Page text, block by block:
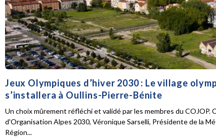
Jeux Olympiques d’hiver 2030 : Le village
s’installera à Oullins-Pierre-Bénite
Un choix mûrement réfléchi et validé par les membres du
d'Organisation Alpes 2030, Véronique Sarselli, Présidente de la
Région...